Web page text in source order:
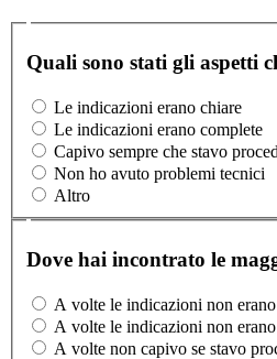
Quali sono stati gli aspetti
Le indicazioni erano chiare
Le indicazioni erano complete
Capivo sempre che stavo
Non ho avuto problemi tecnici
Altro
Dove hai incontrato le
A volte le indicazioni non
A volte le indicazioni non
A volte non capivo se stavo